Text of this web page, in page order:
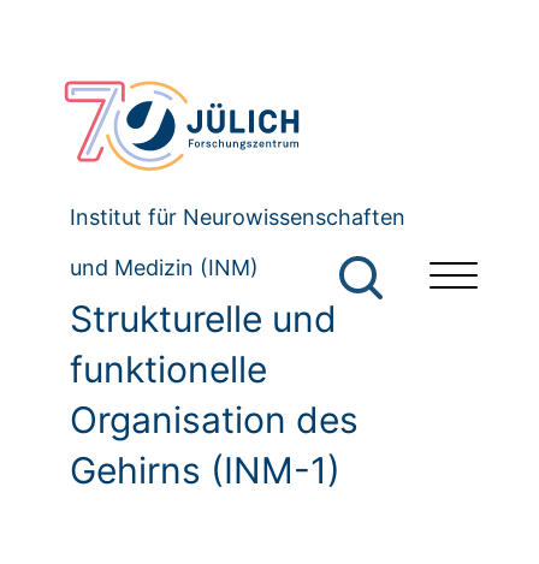
Institut für Neurowissenschaften
und Medizin (INM)
Strukturelle und
funktionelle
Organisation des
Gehirns (INM-1)